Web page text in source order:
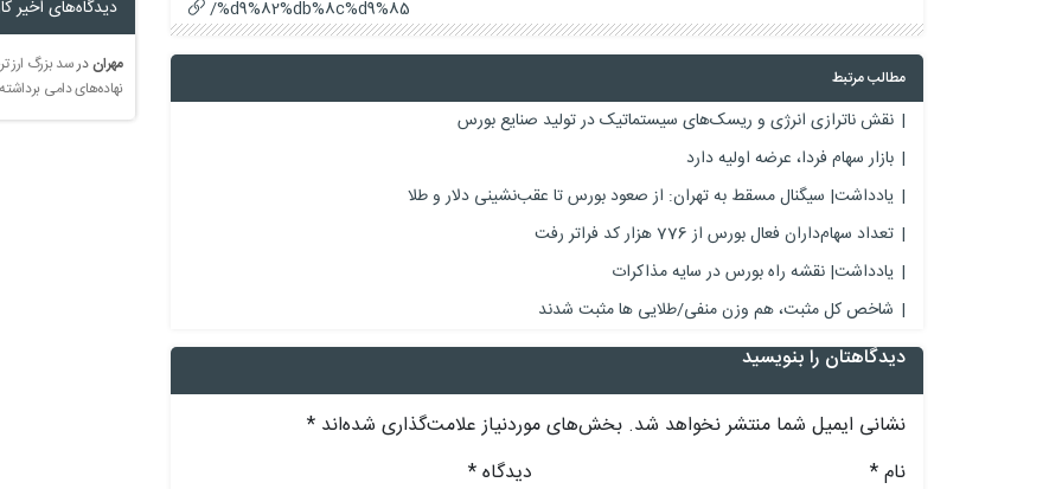
%d9%82%db%8c%d9%85/
مطالب مرتبط
نقش ناترازی انرژی و ریسک‌های سیستماتیک در تولید صنایع بورس
بازار سهام فردا، عرضه اولیه دارد
یادداشت| سیگنال مسقط به تهران: از صعود بورس تا عقب‌نشینی دلار و طلا
تعداد سهام‌داران فعال بورس از 776 هزار کد فراتر رفت
یادداشت| نقشه راه بورس در سایه مذاکرات
شاخص کل مثبت، هم وزن منفی/طلایی ها مثبت شدند
دیدگاهتان را بنویسید
نشانی ایمیل شما منتشر نخواهد شد. بخش‌های موردنیاز علامت‌گذاری شده‌اند *
دیدگاه* نام*
دیدگاه‌های اخیر
مهراندرسد بزرگ ارز
نهاده‌های دامی